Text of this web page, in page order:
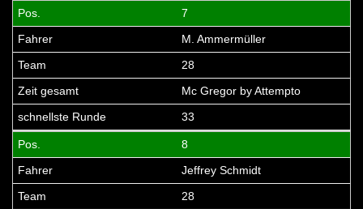
7
M. Ammermüller
28
Mc Gregor by Attempto
33
8
Jeffrey Schmidt
28